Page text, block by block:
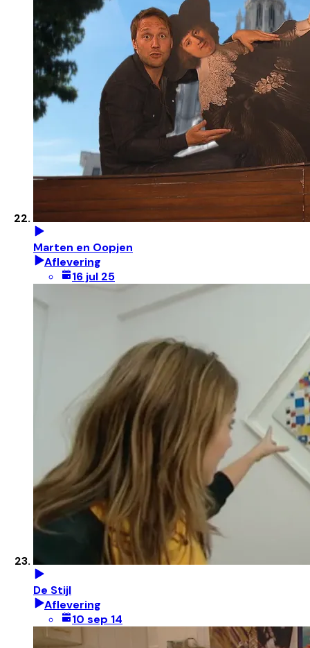
Marten en Oopjen
Aflevering
16 jul 25
De Stijl
Aflevering
10 sep 14